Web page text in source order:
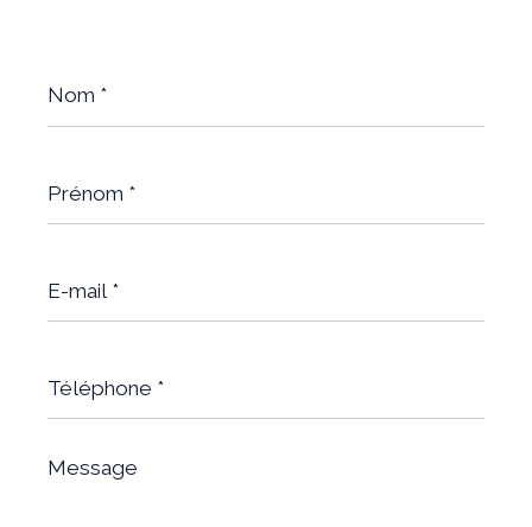
*
*
mail
*
*
Message
*